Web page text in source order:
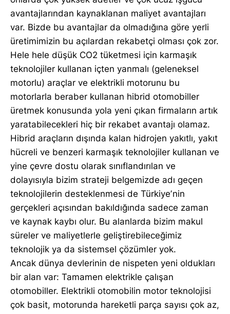
avantajlarından kaynaklanan maliyet avantajları
var. Bizde bu avantajlar da olmadığına göre yerli
üretimimizin bu açılardan rekabetçi olması çok zor.
Hele hele düşük CO2 tüketmesi için karmaşık
teknolojiler kullanan içten yanmalı (geleneksel
motorlu) araçlar ve elektrikli motorunu bu
motorlarla beraber kullanan hibrid otomobiller
üretmek konusunda yola yeni çıkan firmaların artık
yaratabilecekleri hiç bir rekabet avantajı olamaz.
Hibrid araçların dışında kalan hidrojen yakıtlı, yakıt
hücreli ve benzeri karmaşık teknolojiler kullanan ve
yine çevre dostu olarak sınıflandırılan ve
dolayısıyla bizim strateji belgemizde adı geçen
teknolojilerin desteklenmesi de Türkiyeʼnin
gerçekleri açısından bakıldığında sadece zaman
ve kaynak kaybı olur. Bu alanlarda bizim makul
süreler ve maliyetlerle geliştirebileceğimiz
teknolojik ya da sistemsel çözümler yok.
Ancak dünya devlerinin de nispeten yeni oldukları
bir alan var: Tamamen elektrikle çalışan
otomobiller. Elektrikli otomobilin motor teknolojisi
çok basit, motorunda hareketli parça sayısı çok az,